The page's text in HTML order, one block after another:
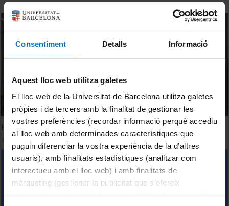
Consentiment Detalls Informació
Aquest lloc web utilitza galetes
El lloc web de la Universitat de Barcelona utilitza galetes
pròpies i de tercers amb la finalitat de gestionar les
vostres preferències (recordar informació perquè accediu
al lloc web amb determinades característiques que
puguin diferenciar la vostra experiència de la d’altres
usuaris), amb finalitats estadístiques (analitzar com
interactueu amb el lloc web) i amb finalitats de
màrqueting (gestionar la publicitat que s’ofereix
adequant-la en funció dels vostres hàbits de navegació).
How was my Erasmus Experience at the UB?
18 març, 2022